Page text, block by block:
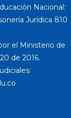
Nacional:
Jurídica 810
el Ministerio de
de 2016.